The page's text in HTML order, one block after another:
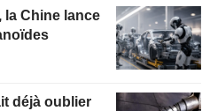
la Chine lance
déjà oublier